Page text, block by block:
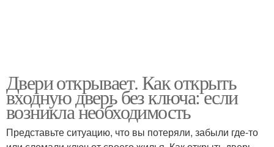
Двери открывает. Как открыть
входную дверь без ключа: если
возникла необходимость
Представьте ситуацию, что вы потеряли, забыли где-то